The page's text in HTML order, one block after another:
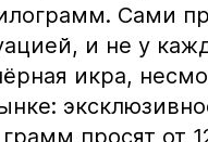
Сами
и не у
икра,